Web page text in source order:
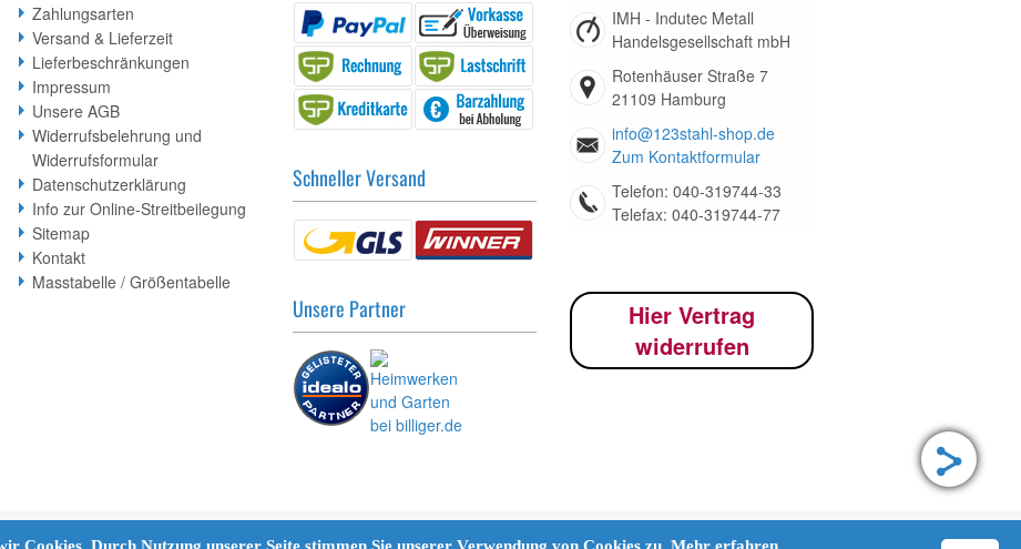
Zahlungsarten
Versand & Lieferzeit
Lieferbeschränkungen
Impressum
Unsere AGB
Widerrufsbelehrung und
Widerrufsformular
Datenschutzerklärung
Info zur Online-Streitbeilegung
Sitemap
Kontakt
Masstabelle / Größentabelle
Schneller Versand
Unsere Partner
IMH - Indutec Metall
Handelsgesellschaft mbH
Rotenhäuser Straße 7
21109 Hamburg
info@123stahl-shop.de
Zum Kontaktformular
Telefon: 040-319744-33
Telefax: 040-319744-77
Hier Vertrag
widerrufen